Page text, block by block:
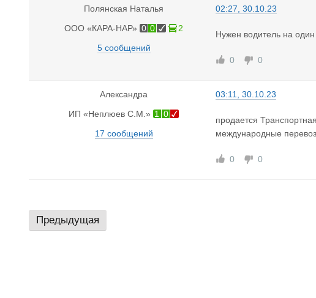
Полянская Наталья
ООО «КАРА-НАР» 0 0
2
5 сообщений
02:27, 30.10.23
Нужен водитель на
0 0
Александра
ИП «Неплюев С.М.» 1
0
17 сообщений
03:11, 30.10.23
продается
международные
0 0
Предыдущая